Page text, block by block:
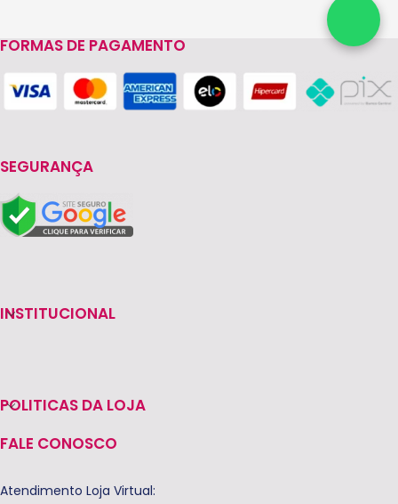
FORMAS DE PAGAMENTO
SEGURANÇA
INSTITUCIONAL
POLITICAS DA LOJA
FALE CONOSCO
Atendimento Loja Virtual: